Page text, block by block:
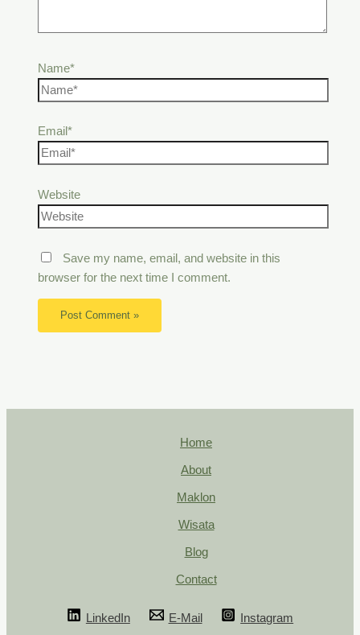
Name*
Email*
Website
Save my name, email, and website in this
browser for the next time I comment.
Home
About
Maklon
Wisata
Blog
Contact
LinkedIn E-Mail Instagram